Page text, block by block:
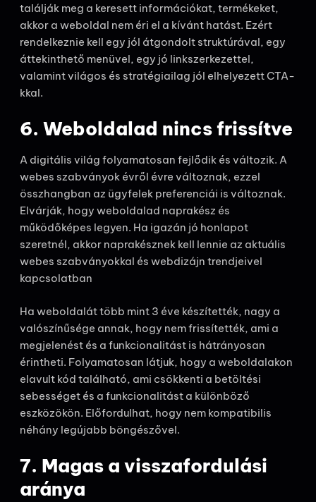
találják meg a keresett információkat, termékeket,
akkor a weboldal nem éri el a kívánt hatást. Ezért
rendelkeznie kell egy jól átgondolt struktúrával, egy
áttekinthető menüvel, egy jó linkszerkezettel,
valamint világos és stratégiailag jól elhelyezett CTA-
kkal.
6. Weboldalad nincs frissítve
A digitális világ folyamatosan fejlődik és változik. A
webes szabványok évről évre változnak, ezzel
összhangban az ügyfelek preferenciái is változnak.
Elvárják, hogy weboldalad naprakész és
működőképes legyen. Ha igazán jó honlapot
szeretnél, akkor naprakésznek kell lennie az aktuális
webes szabványokkal és webdizájn trendjeivel
kapcsolatban
Ha weboldalát több mint 3 éve készítették, nagy a
valószínűsége annak, hogy nem frissítették, ami a
megjelenést és a funkcionalitást is hátrányosan
érintheti. Folyamatosan látjuk, hogy a weboldalakon
elavult kód található, ami csökkenti a betöltési
sebességet és a funkcionalitást a különböző
eszközökön. Előfordulhat, hogy nem kompatibilis
néhány legújabb böngészővel.
7. Magas a visszafordulási
aránya